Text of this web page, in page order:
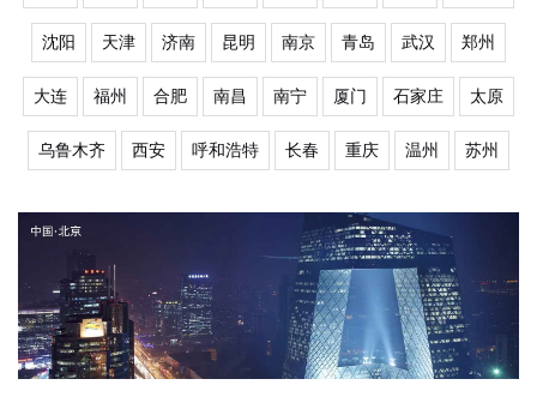
沈阳 天津 济南 昆明 南京 青岛 武汉 郑州
大连 福州 合肥 南昌 南宁 厦门 石家庄 太原
乌鲁木齐 西安 呼和浩特 长春 重庆 温州 苏州